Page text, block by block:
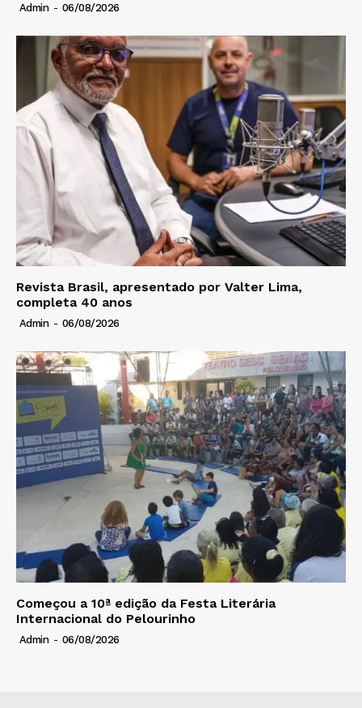
Admin - 06/08/2026
Revista Brasil, apresentado por Valter Lima,
completa 40 anos
Admin - 06/08/2026
Começou a 10ª edição da Festa Literária
Internacional do Pelourinho
Admin - 06/08/2026